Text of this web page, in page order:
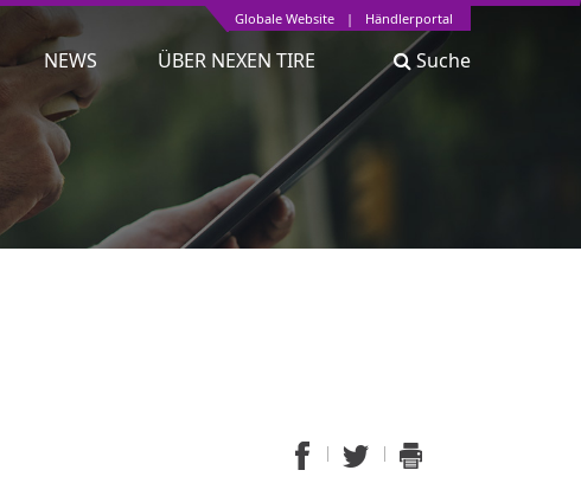
Globale Website | Händlerportal
NEWS ÜBER NEXEN TIRE Suche